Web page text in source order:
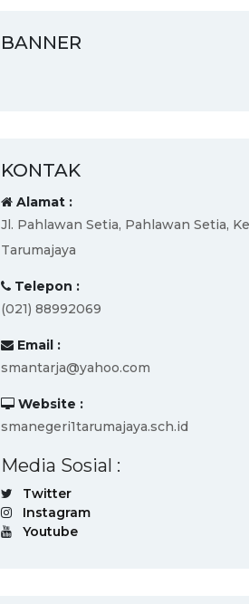
BANNER
KONTAK
Alamat :
Jl. Pahlawan Setia, Pahlawan Setia,
Tarumajaya
Telepon :
(021) 88992069
Email :
smantarja@yahoo.com
Website :
smanegeri1tarumajaya.sch.id
Media Sosial :
Twitter
Instagram
Youtube